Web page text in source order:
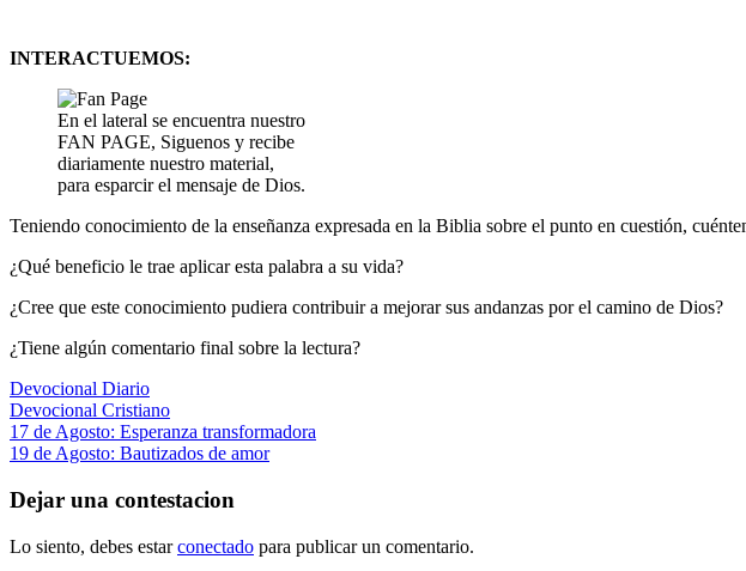
INTERACTUEMOS:
En el lateral se encuentra nuestro
FAN PAGE, Siguenos y recibe
diariamente nuestro material,
para esparcir el mensaje de Dios.
Teniendo conocimiento de la enseñanza expresada en la Biblia sobre el punto en cuestión,
¿Qué beneficio le trae aplicar esta palabra a su vida?
¿Cree que este conocimiento pudiera contribuir a mejorar sus andanzas por el camino de Dios?
¿Tiene algún comentario final sobre la lectura?
Devocional Diario
Devocional Cristiano
Navegación
de
entradas
Entrada
anterior:
17 de Agosto: Esperanza transformadora
Siguiente
19 de Agosto: Bautizados de amor
Dejar una contestacion
Lo siento, debes estarconectado para publicar un comentario.